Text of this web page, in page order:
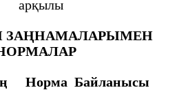
арқылы
ЗАҢНАМАЛАРЫМЕН
Норма Байланысы